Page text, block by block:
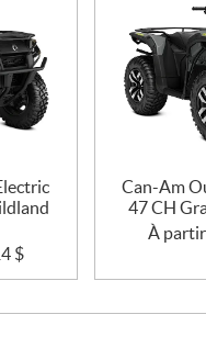
$
Can-Am
47 CH
À partir